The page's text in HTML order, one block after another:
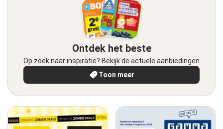
Ontdek het beste
Op zoek naar inspiratie? Bekijk de actuele aanbiedingen
Toon meer